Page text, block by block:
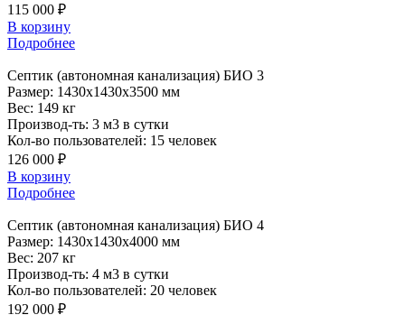
115 000 ₽
В корзину
Подробнее
Септик (автономная канализация) БИО 3
Размер: 1430x1430x3500 мм
Вес: 149 кг
Производ-ть: 3 м3 в сутки
Кол-во пользователей: 15 человек
126 000 ₽
В корзину
Подробнее
Септик (автономная канализация) БИО 4
Размер: 1430x1430x4000 мм
Вес: 207 кг
Производ-ть: 4 м3 в сутки
Кол-во пользователей: 20 человек
192 000 ₽